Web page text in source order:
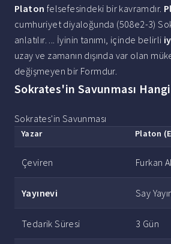
Platon felsefesindeki bir kavramdır.
cumhuriyet diyaloğunda (508e2-3)
anlatılır. ... İyinin tanımı, içinde belirli
uzay ve zamanın dışında var olan
değişmeyen bir Formdur.
Sokrates'in Savunması
Sokrates'in Savunması
Yazar Platon
Çeviren Furkan
Yayınevi Say
Tedarik Süresi 3 Gün